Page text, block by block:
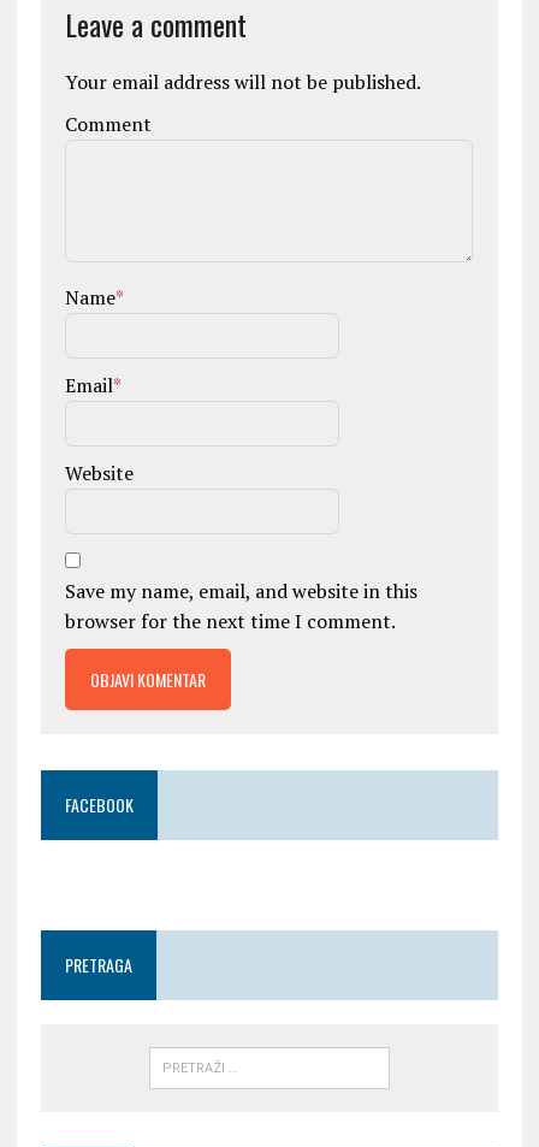
Leave a comment
Your email address will not be published.
Comment
Name*
Email*
Website
Save my name, email, and website in this
browser for the next time I comment.
FACEBOOK
PRETRAGA